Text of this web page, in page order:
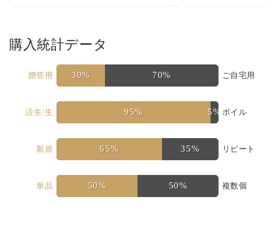
購入統計データ
贈答用 30% 70% ご自宅用
活生/生 95% 5% ボイル
新規 65% 35% リピート
単品 50% 50% 複数個